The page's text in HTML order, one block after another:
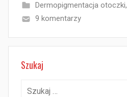
Dermopigmentacja otoczki,
9 komentarzy
Szukaj
Szukaj: